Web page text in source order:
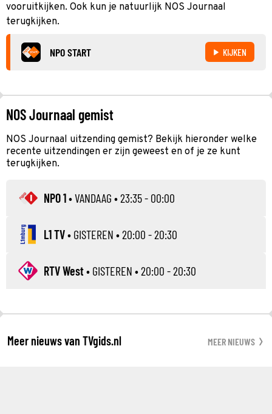
vooruitkijken. Ook kun je natuurlijk NOS Journaal
terugkijken.
NPO START KIJKEN
NOS Journaal gemist
NOS Journaal uitzending gemist? Bekijk hieronder welke
recente uitzendingen er zijn geweest en of je ze kunt
terugkijken.
NPO 1•VANDAAG • 23:35 - 00:00
L1 TV• GISTEREN • 20:00 - 20:30
RTV West• GISTEREN • 20:00 - 20:30
Meer nieuws van TVgids.nl MEER NIEUWS